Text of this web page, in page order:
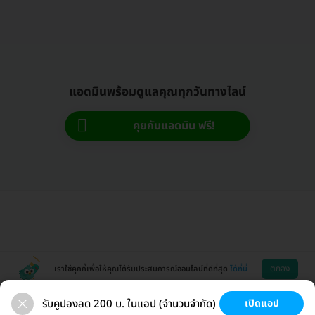
แอดมินพร้อมดูแลคุณทุกวันทางไลน์
คุยกับแอดมิน ฟรี!
เราใช้คุกกี้เพื่อให้คุณได้รับประสบการณ์ออนไลน์ที่ดีที่สุด ได้ที่นี่ ตกลง
รับคูปองลด 200 บ. ในแอป (จำนวนจำกัด) เปิดแอป